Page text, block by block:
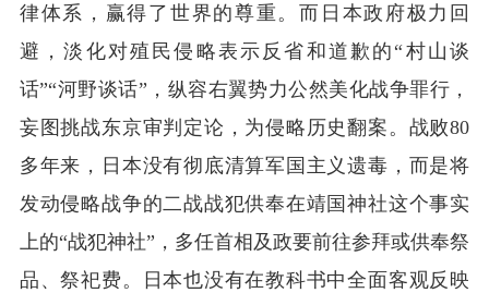
律体系，赢得了世界的尊重。而日本政府极力回
避，淡化对殖民侵略表示反省和道歉的“村山谈
话”“河野谈话”，纵容右翼势力公然美化战争罪行，
妄图挑战东京审判定论，为侵略历史翻案。战败80
多年来，日本没有彻底清算军国主义遗毒，而是将
发动侵略战争的二战战犯供奉在靖国神社这个事实
上的“战犯神社”，多任首相及政要前往参拜或供奉祭
品、祭祀费。日本也没有在教科书中全面客观反映